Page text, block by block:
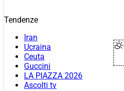
Tendenze
Iran
Ucraina
Ceuta
Guccini
LA PIAZZA 2026
Ascolti tv